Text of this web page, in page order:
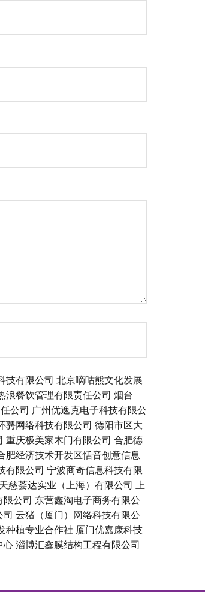
技有限公司 北京嘀咕熊文化发展
浪餐饮管理有限责任公司 烟台
公司 广州优逸克电子科技有限公
骋网络科技有限公司 德阳市区大
重庆极美家木门有限公司 合肥德
肥经济技术开发区恬音创意信息
有限公司 宁波商奇信息科技有限
天慈荟达实业（上海）有限公司 上
公司 东营鑫淘电子商务有限公
司 云猪（厦门）网络科技有限公
种植专业合作社 厦门优嘉康科技
心淄博汇鑫膜结构工程有限公司